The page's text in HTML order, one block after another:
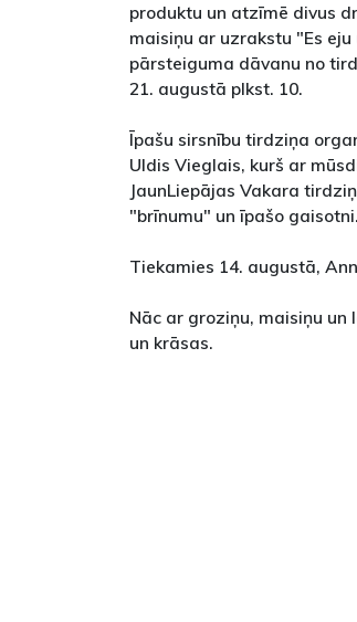
produktu un atzīmē divus
maisiņu ar uzrakstu "Es
pārsteiguma dāvanu no
21. augustā plkst. 10.
Īpašu sirsnību tirdziņa
Uldis Vieglais, kurš ar
JaunLiepājas Vakara
"brīnumu" un īpašo
Tiekamies 14. augustā,
Nāc ar groziņu, maisiņu
un krāsas.